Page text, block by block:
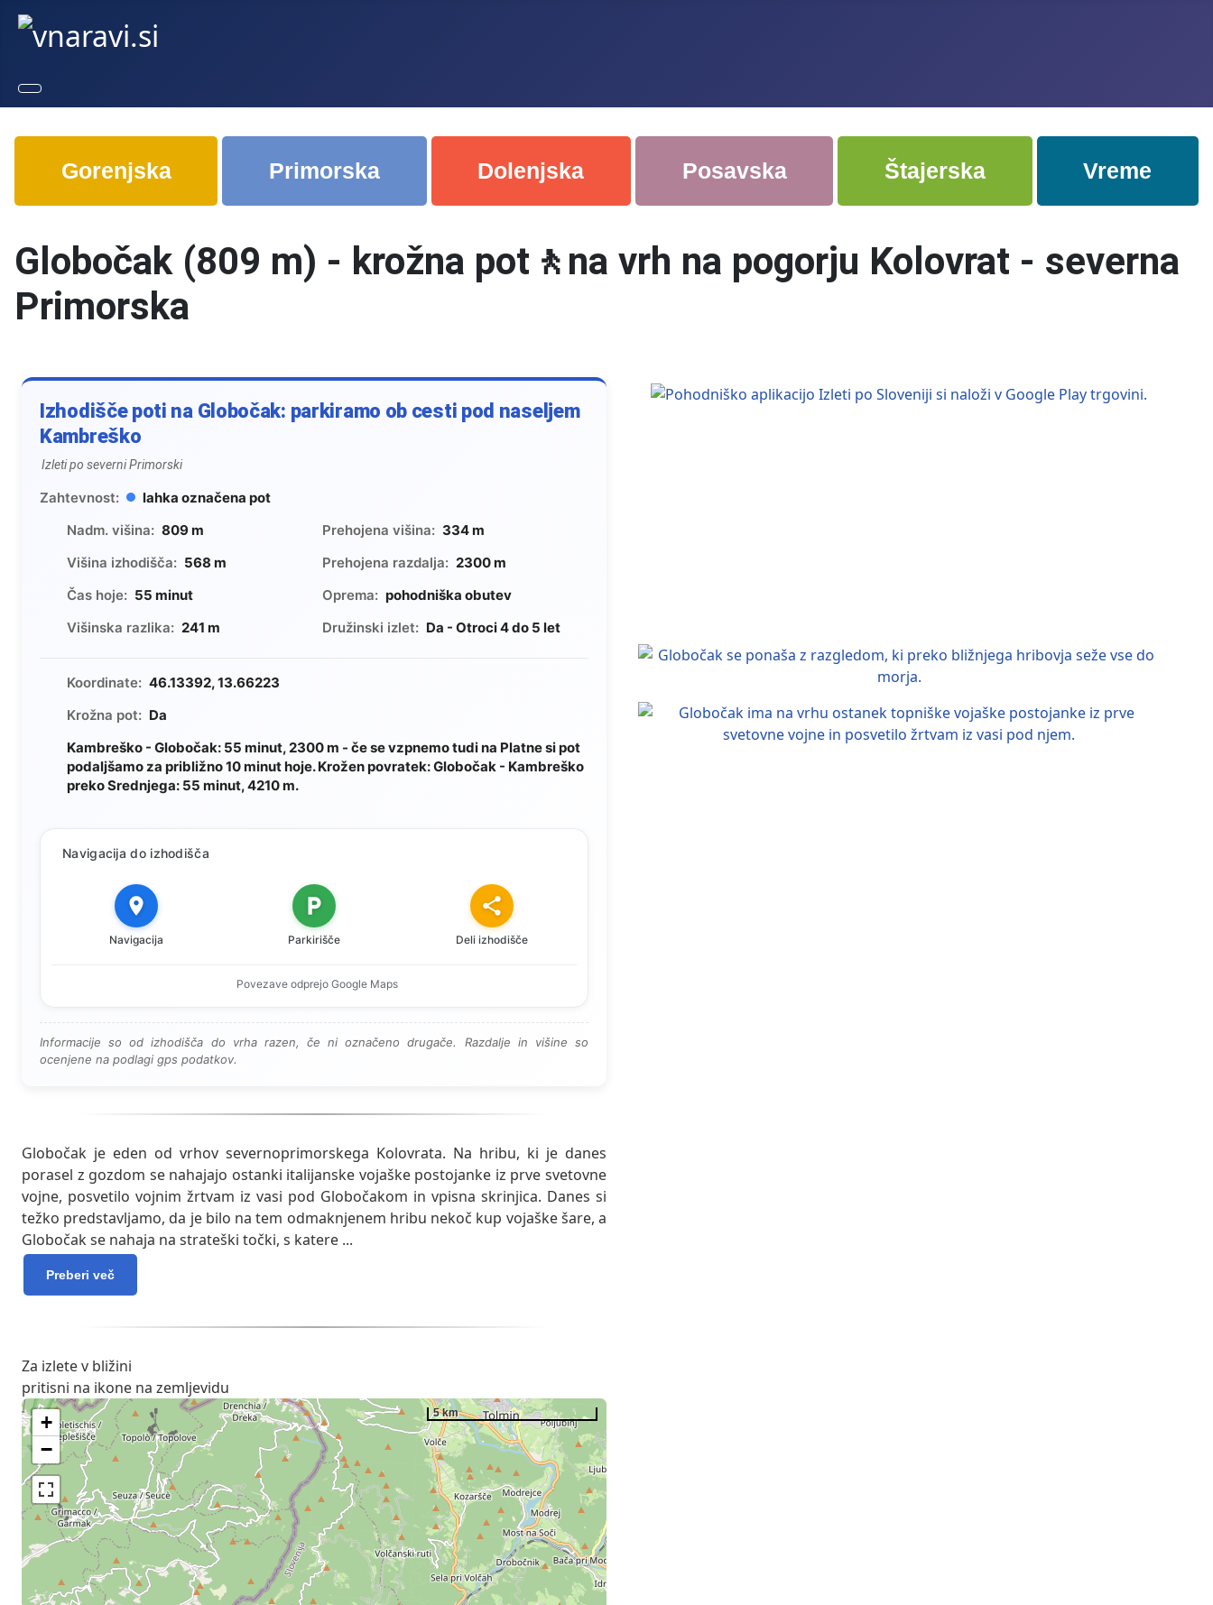
Gorenjska Primorska Dolenjska Posavska Štajerska Vreme
Globočak (809 m) - krožna pot🚶na vrh na pogorju Kolovrat - severna
Primorska
Izhodišče poti na Globočak: parkiramo ob cesti pod naseljem
Kambreško
Izleti po severni Primorski
Zahtevnost:
lahka označena pot
Nadm. višina: 809 m
Višina izhodišča: 568 m
Čas hoje: 55 minut
Višinska razlika: 241 m
Prehojena višina: 334 m
Prehojena razdalja: 2300 m
Oprema: pohodniška obutev
Družinski izlet: Da - Otroci 4 do 5 let
Koordinate: 46.13392, 13.66223
Krožna pot: Da
Kambreško - Globočak: 55 minut, 2300 m - če se vzpnemo tudi na Platne si pot
podaljšamo za približno 10 minut hoje. Krožen povratek: Globočak - Kambreško
preko Srednjega: 55 minut, 4210 m.
Navigacija do izhodišča
Navigacija Parkirišče Deli izhodišče
Povezave odprejo Google Maps
Informacije so od izhodišča do vrha razen, če ni označeno drugače. Razdalje in višine so
ocenjene na podlagi gps podatkov.
Globočak je eden od vrhov severnoprimorskega Kolovrata. Na hribu, ki je danes
porasel z gozdom se nahajajo ostanki italijanske vojaške postojanke iz prve svetovne
vojne, posvetilo vojnim žrtvam iz vasi pod Globočakom in vpisna skrinjica. Danes si
težko predstavljamo, da je bilo na tem odmaknjenem hribu nekoč kup vojaške šare, a
Globočak se nahaja na strateški točki, s katere ...
Preberi več
Za izlete v bližini
pritisni na ikone na zemljevidu
+
−
5 km